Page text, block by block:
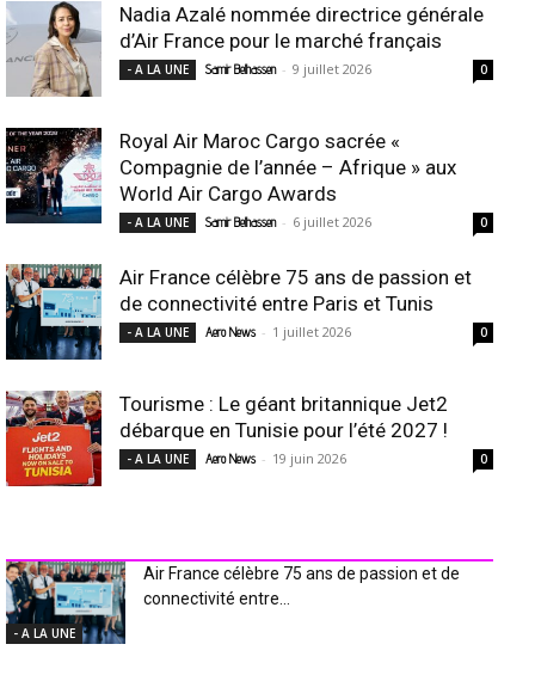
Nadia Azalé nommée directrice générale
d’Air France pour le marché français
- A LA UNE Samir Belhassen - 9 juillet 2026 0
Royal Air Maroc Cargo sacrée «
Compagnie de l’année – Afrique » aux
World Air Cargo Awards
- A LA UNE Samir Belhassen - 6 juillet 2026 0
Air France célèbre 75 ans de passion et
de connectivité entre Paris et Tunis
- A LA UNE Aero News - 1 juillet 2026 0
Tourisme : Le géant britannique Jet2
débarque en Tunisie pour l’été 2027 !
- A LA UNE Aero News - 19 juin 2026 0
- A LA UNE
Air France célèbre 75 ans de passion et de
connectivité entre...